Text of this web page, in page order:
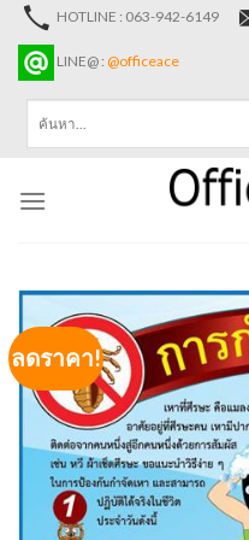
Skip
content
HOTLINE : 063-942-6149
LINE@ : @officeace
ลดราคา!